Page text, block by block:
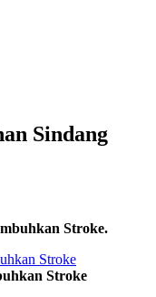
Sindang
Stroke.
Stroke